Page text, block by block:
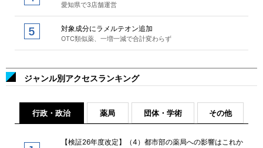
愛知県で3店舗運営
対象成分にラメルテオン追加
OTC類似薬、一増一減で合計変わらず
ジャンル別アクセスランキング
行政・政治 薬局 団体・学術 その他
【検証26年度改定】（4）都市部の薬局への影響はこれか